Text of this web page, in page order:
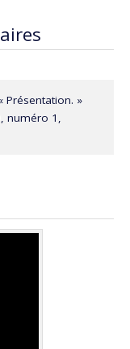
Présentation. »
numéro 1,